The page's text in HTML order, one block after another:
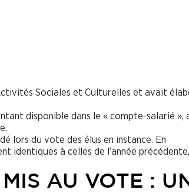
Sociales et Culturelles et avait
disponible dans le « compte-salarié »,
lors du vote des élus en instance. En
identiques à celles de l’année précédente,
AU VOTE :